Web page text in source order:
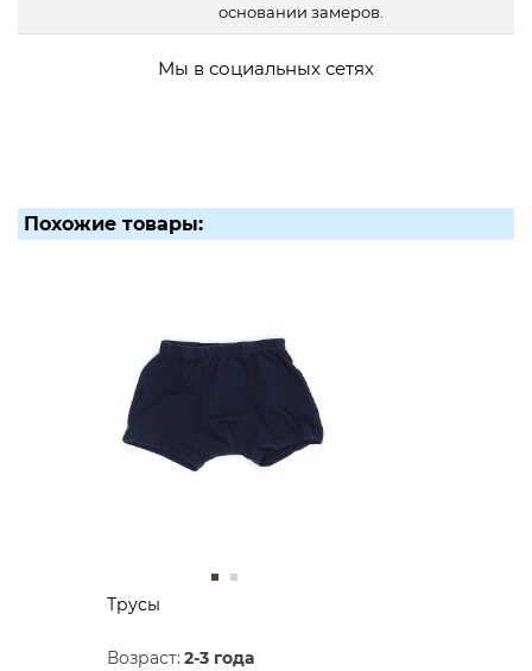
основании замеров.
Мы в социальных сетях
Похожие товары:
Трусы
Возраст: 2-3 года